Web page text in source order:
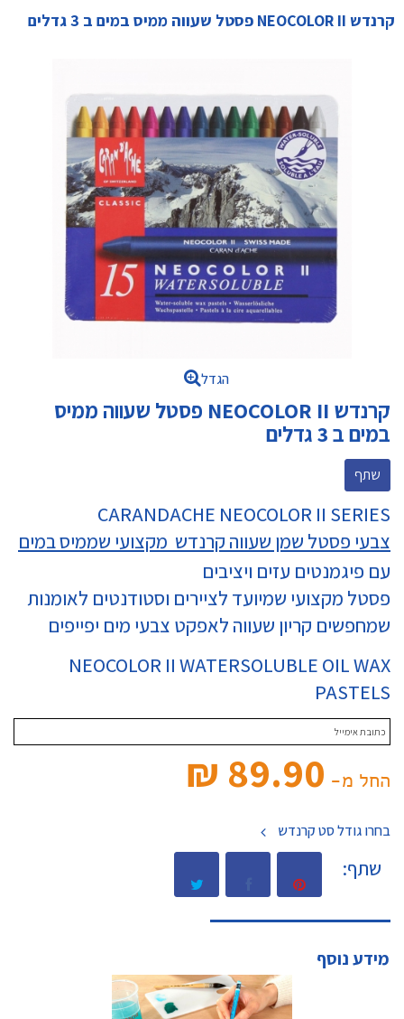
קרנדש NEOCOLOR II פסטל שעווה ממיס במים ב 3 גדלים
הגדל
קרנדש NEOCOLOR II פסטל שעווה ממיס
במים ב 3 גדלים
שתף
CARANDACHE NEOCOLOR II SERIES
צבעי פסטל שמן שעווה קרנדש מקצועי שממיס במים
עם פיגמנטים עזים ויציבים
פסטל מקצועי שמיועד לציירים וסטודנטים לאומנות
שמחפשים קריון שעווה לאפקט צבעי מים יפייפים
NEOCOLOR II WATERSOLUBLE OIL WAX
PASTELS
החל מ- 89.90 ₪‎
בחרו גודל סט קרנדש
שתף:
מידע נוסף